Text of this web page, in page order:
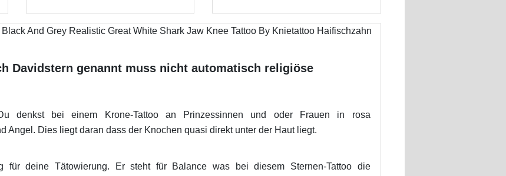
Davidstern genannt muss nicht automatisch religiöse
denkst bei einem Krone-Tattoo an Prinzessinnen und oder Frauen in rosa
Angel. Dies liegt daran dass der Knochen quasi direkt unter der Haut liegt.
für deine Tätowierung. Er steht für Balance was bei diesem Sternen-Tattoo die